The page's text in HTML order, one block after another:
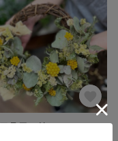
ラワーリース